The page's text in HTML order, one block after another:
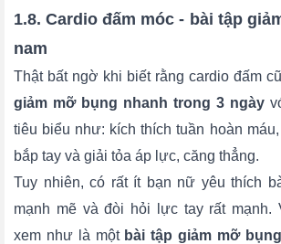
1.8. Cardio đấm móc - bài tập
nam
Thật bất ngờ khi biết rằng cardio đấm
giảm mỡ bụng nhanh trong 3 ngày
tiêu biểu như: kích thích tuần hoàn
bắp tay và giải tỏa áp lực, căng thẳng.
Tuy nhiên, có rất ít bạn nữ yêu thích
mạnh mẽ và đòi hỏi lực tay rất mạnh.
xem như là một bài tập giảm mỡ